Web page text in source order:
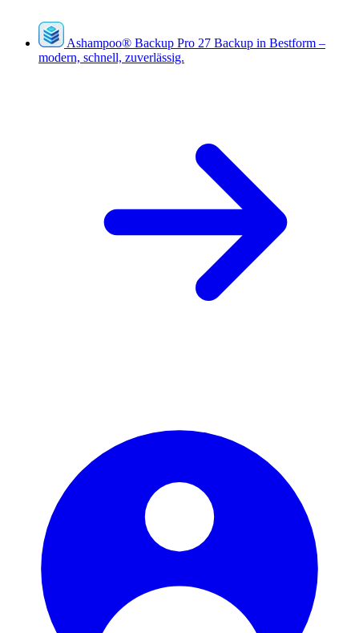
Ashampoo® Backup Pro 27 Backup in Bestform –
modern, schnell, zuverlässig.